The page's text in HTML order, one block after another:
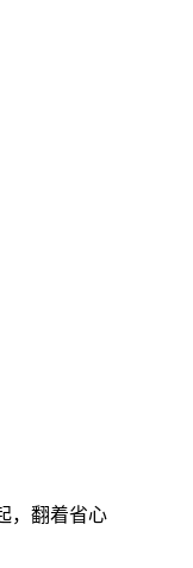
，翻着省心